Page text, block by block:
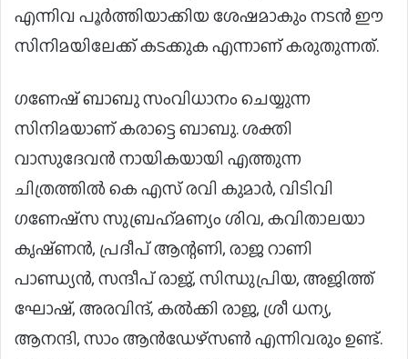
എന്നിവ പൂർത്തിയാക്കിയ ശേഷമാകും നടൻ ഈ
സിനിമയിലേക്ക് കടക്കുക എന്നാണ് കരുതുന്നത്.
ഗണേഷ് ബാബു സംവിധാനം ചെയ്യുന്ന
സിനിമയാണ് കരാട്ടെ ബാബു. ശക്തി
വാസുദേവൻ നായികയായി എത്തുന്ന
ചിത്രത്തില്‍ കെ എസ് രവി കുമാര്‍, വിടിവി
ഗണേഷ്സ സുബ്രഹ്‍മണ്യം ശിവ, കവിതാലയാ
കൃഷ്‍ണൻ, പ്രദീപ് ആന്റണി, രാജ റാണി
പാണ്ഡ്യൻ, സന്ദീപ് രാജ്, സിന്ധുപ്രിയ, അജിത്ത്
ഘോഷ്, അരവിന്ദ്, കല്‍ക്കി രാജ, ശ്രീ ധന്യ,
ആനന്ദി, സാം ആൻഡേഴ്‍സണ്‍ എന്നിവരും ഉണ്ട്.